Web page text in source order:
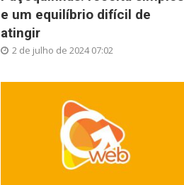
e um equilíbrio difícil de
atingir
2 de julho de 2024 07:02